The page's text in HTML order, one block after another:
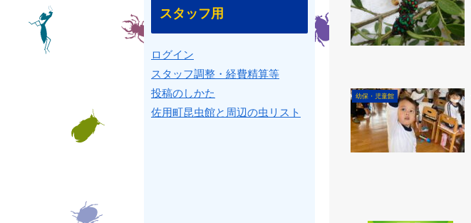
幼保・児童館
スタッフ用
ログイン
スタッフ調整・経費精算等
投稿のしかた
佐用町昆虫館と周辺の虫リスト